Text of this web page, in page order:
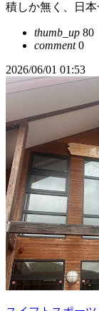
積しか無く、日
thumb_up 80
comment0
2026/06/01 01:53